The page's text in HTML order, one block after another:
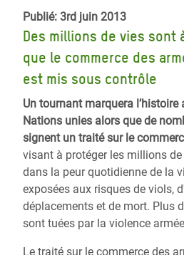
Publié: 3rd juin 2013
Des millions de vies sont
que le commerce des
est mis sous contrôle
Un tournant marquera
Nations unies alors que de
signent un traité sur le
visant à protéger les millions
dans la peur quotidienne de la
exposées aux risques de viols,
déplacements et de mort. Plus
sont tuées par la violence
Le traité sur le commerce des